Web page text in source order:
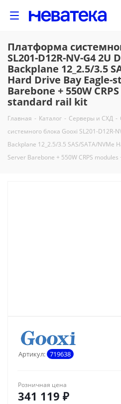
Платформа
SL201-D12R-NV-G4
Backplane 12_2.5/3.5
Hard Drive Bay Eagle-
Barebone + 550W
standard rail kit
Главная - Каталог - Серверы и СХД -
системного блока Gooxi SL201-D12R-
Backplane 12_2.5/3.5 SAS/SATA/NVMe
Server Barebone + 550W CRPS
Артикул: 719638
Розничная цена
341 119 ₽